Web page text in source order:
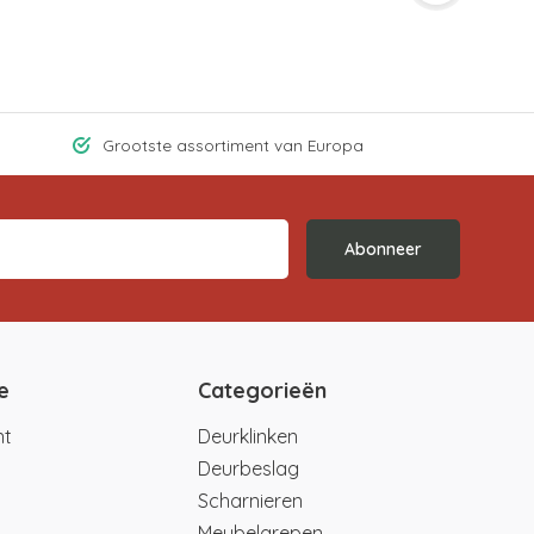
Grootste assortiment van Europa
Abonneer
Categorieën
Deurklinken
Deurbeslag
Scharnieren